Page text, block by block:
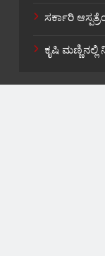
ಸರ್ಕಾರಿ
ಕೃಷಿ